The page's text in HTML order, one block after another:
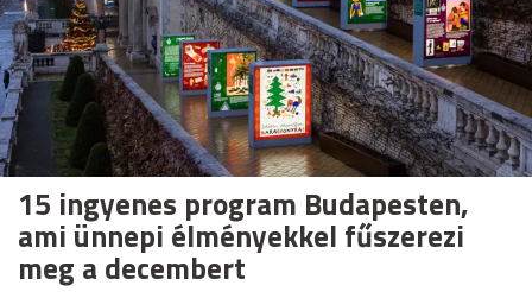
15 ingyenes program Budapesten,
ami ünnepi élményekkel fűszerezi
meg a decembert